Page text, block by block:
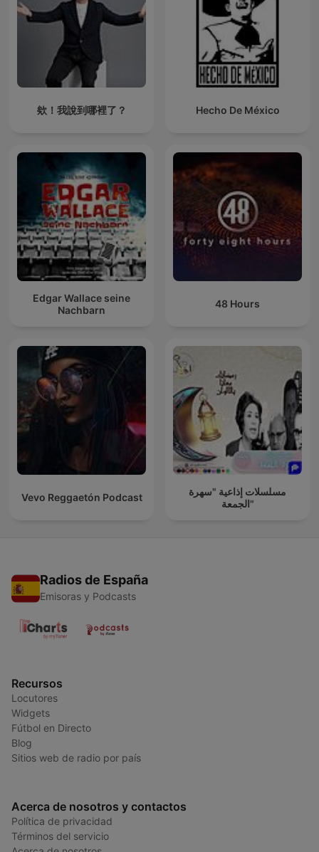
欸！我說到哪裡了？ Hecho De México
Edgar Wallace seine
Nachbarn
48 Hours
Vevo Reggaetón Podcast
مسلسلات إذاعية "سهرة
الجمعة"
Radios de España
Emisoras y Podcasts
Recursos
Locutores
Widgets
Fútbol en Directo
Blog
Sitios web de radio por país
Acerca de nosotros y contactos
Política de privacidad
Términos del servicio